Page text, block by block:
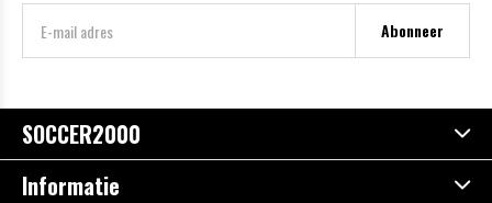
Abonneer
SOCCER2000
Informatie